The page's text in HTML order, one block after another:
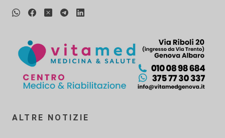
ALTRE NOTIZIE